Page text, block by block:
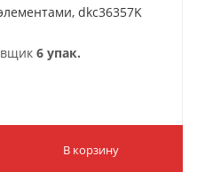
dkc36357K
6 упак.
В корзину